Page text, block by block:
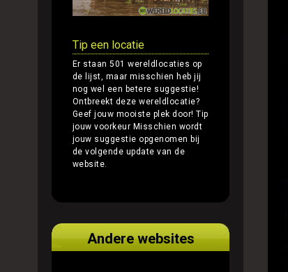
Tip een locatie
Er staan 501 wereldlocaties op
de lijst, maar misschien heb jij
nog wel een betere suggestie!
Ontbreekt deze wereldlocatie?
Geef jouw mooiste plek door!Tip
jouw voorkeur Misschien wordt
jouw suggestie opgenomen bij
de volgende update van de
website.
Andere websites